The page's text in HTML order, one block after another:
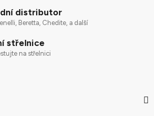
distributor
Beretta, Chedite, a další
střelnice
na střelnici